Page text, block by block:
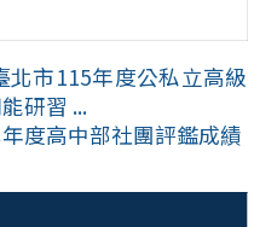
北市115年度公私立高級
研習 ...
度高中部社團評鑑成績